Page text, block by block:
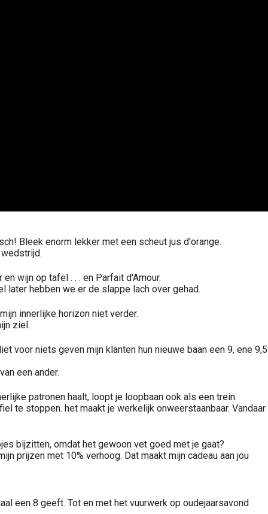
Bleek enorm lekker met een scheut jus d'orange.
wijn op tafel . . . en Parfait d'Amour.
later hebben we er de slappe lach over gehad.
innerlijke horizon niet verder.
ziel.
voor niets geven mijn klanten hun nieuwe baan een 9, ene 9,5
een ander.
patronen haalt, loopt je loopbaan ook als een trein.
te stoppen. het maakt je werkelijk onweerstaanbaar. Vandaar
bijzitten, omdat het gewoon vet goed met je gaat?
prijzen met 10% verhoog. Dat maakt mijn cadeau aan jou
een 8 geeft. Tot en met het vuurwerk op oudejaarsavond